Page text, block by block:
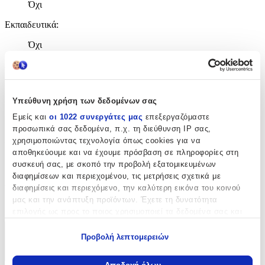
Υπεύθυνη χρήση των δεδομένων σας
Εμείς και οι 1022 συνεργάτες μας επεξεργαζόμαστε
προσωπικά σας δεδομένα, π.χ. τη διεύθυνση IP σας,
χρησιμοποιώντας τεχνολογία όπως cookies για να
αποθηκεύουμε και να έχουμε πρόσβαση σε πληροφορίες στη
συσκευή σας, με σκοπό την προβολή εξατομικευμένων
διαφημίσεων και περιεχομένου, τις μετρήσεις σχετικά με
διαφημίσεις και περιεχόμενο, την καλύτερη εικόνα του κοινού
μας και την ανάπτυξη προϊόντων. Έχετε τη δυνατότητα
Να συλλέξουμε πληροφορίες σχετικά με τη γεωγραφική
Προβολή λεπτομερειών
Όχι
Εκπαιδευτικά:
Όχι
Αρίθμησης
Κύβοι:
Όχι
Υλικό:
Πλαστικά
Θέμα:
Τρενάκια
+